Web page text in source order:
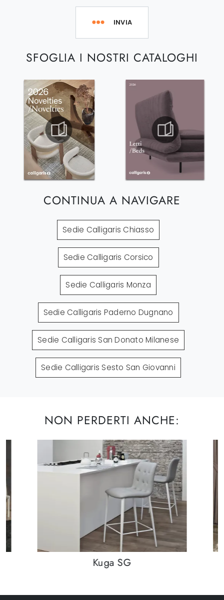
SFOGLIA I NOSTRI CATALOGHI
CONTINUA A NAVIGARE
Sedie Calligaris Chiasso
Sedie Calligaris Corsico
Sedie Calligaris Monza
Sedie Calligaris Paderno Dugnano
Sedie Calligaris San Donato Milanese
Sedie Calligaris Sesto San Giovanni
INVIA
NON PERDERTI ANCHE:
Kuga SG